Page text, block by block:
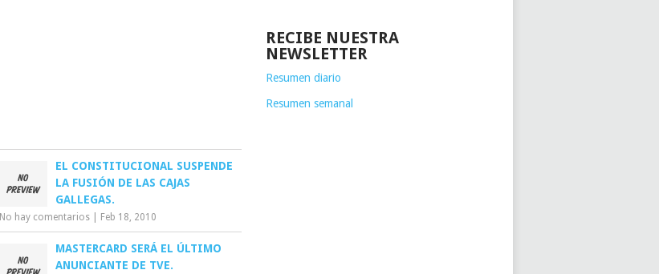
EL CONSTITUCIONAL SUSPENDE
LA FUSIÓN DE LAS CAJAS
GALLEGAS.
No hay comentarios Feb 18, 2010
MASTERCARD SERÁ EL ÚLTIMO
ANUNCIANTE DE TVE.
RECIBE NUESTRA
NEWSLETTER
Resumen diario
Resumen semanal